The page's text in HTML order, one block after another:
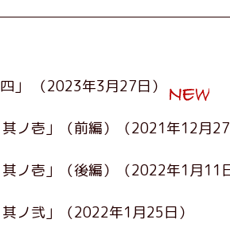
」 （2023年3月27日）
ノ壱」（前編） （2021年12月27
ノ壱」（後編） （2022年1月11
ノ弐」 （2022年1月25日）